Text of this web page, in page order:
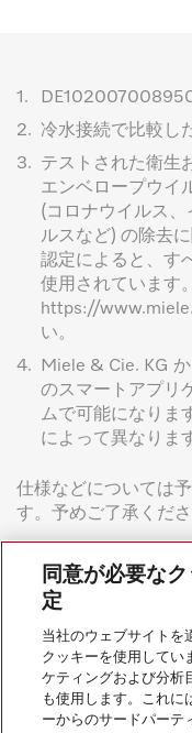
1.
2.
冷水接続で比較し
3.
テストされた衛生
エンベロープウイ
(コロナウイルス、
ルスなど) の除去
認定によると、す
使用されています
https://
い。
4.
Miele & Cie. KG
のスマートアプリ
ムで可能になりま
によって異なりま
仕様などについては
す。予めご了承くださ
会社案内
同意が必要な
定
当社のウェブサイトを
クッキーを使用してい
ケティングおよび分析
も使用します。これに
ーからのサードパーテ